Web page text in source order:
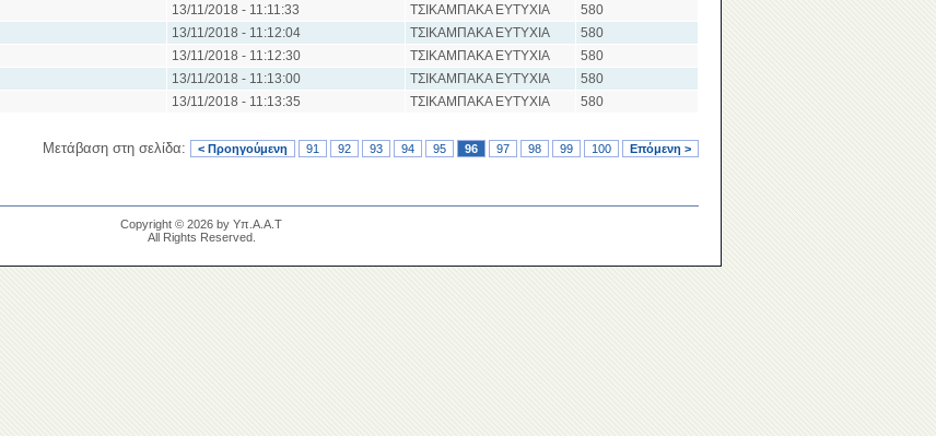
13/11/2018 - 11:11:33 ΤΣΙΚΑΜΠΑΚΑ ΕΥΤΥΧΙΑ
580
13/11/2018 - 11:12:04 ΤΣΙΚΑΜΠΑΚΑ ΕΥΤΥΧΙΑ
580
13/11/2018 - 11:12:30 ΤΣΙΚΑΜΠΑΚΑ ΕΥΤΥΧΙΑ
580
13/11/2018 - 11:13:00 ΤΣΙΚΑΜΠΑΚΑ ΕΥΤΥΧΙΑ
580
13/11/2018 - 11:13:35 ΤΣΙΚΑΜΠΑΚΑ ΕΥΤΥΧΙΑ 580
Μετάβαση στη σελίδα: < Προηγούμενη 91 92 93 94 95 96 97 98 99 100 Επόμενη >
Copyright © 2026 by Υπ.Α.Α.Τ
All Rights Reserved.